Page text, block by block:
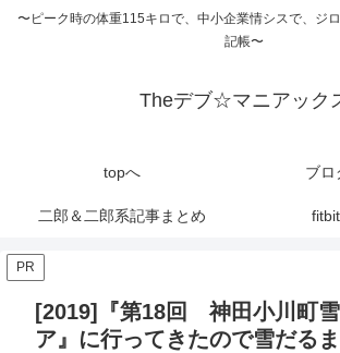
〜ピーク時の体重115キロで、中小企業情シスで、ジ
記帳〜
Theデブ☆マニアック
topへ ブロ
二郎＆二郎系記事まとめ
PR
[2019]『第18回 神田小川町
ア』に行ってきたので雪だる